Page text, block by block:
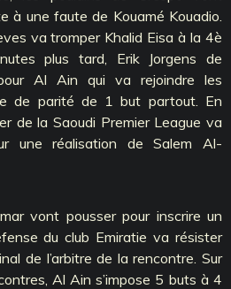
à une faute de Kouamé Kouadio.
va tromper Khalid Eisa à la 4è
plus tard, Erik Jorgens de
Al Ain qui va rejoindre les
de parité de 1 but partout. En
de la Saoudi Premier League va
une réalisation de Salem Al-
vont pousser pour inscrire un
du club Emiratie va résister
de l’arbitre de la rencontre. Sur
Al Ain s’impose 5 buts à 4